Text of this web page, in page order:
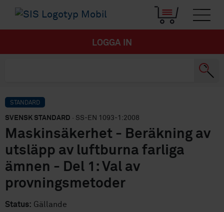
LOGGA IN
STANDARD
SVENSK STANDARD · SS-EN 1093-1:2008
Maskinsäkerhet - Beräkning av
utsläpp av luftburna farliga
ämnen - Del 1: Val av
provningsmetoder
Status: Gällande